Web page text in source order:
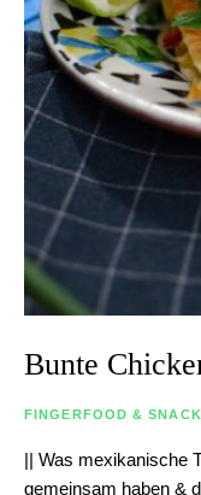
Bunte
FINGERFOOD &
|| Was mexikanische
gemeinsam haben &